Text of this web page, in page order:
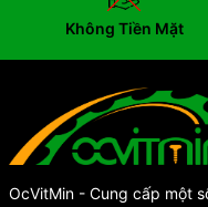
Không Tiền Mặt
OcVitMin - Cung cấp một